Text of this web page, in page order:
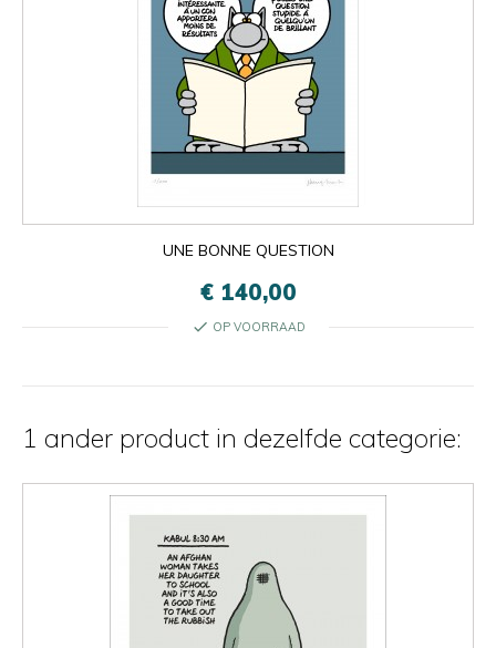
UNE BONNE QUESTION
€ 140,00
check OP VOORRAAD
1 ander product in dezelfde categorie: